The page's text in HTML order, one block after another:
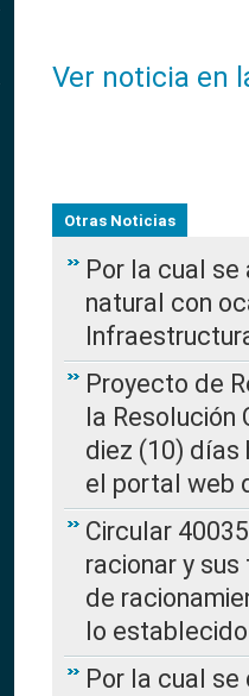
Ver noticia en
Otras Noticias
Por la cual
natural con
Proyecto de
la Resolución
diez (10) días
el portal web
Circular
racionar y
de
lo
Por la cual